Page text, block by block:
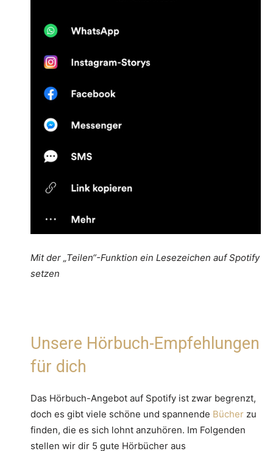
Mit der „Teilen“-Funktion ein Lesezeichen auf Spotify
setzen
Unsere Hörbuch-Empfehlungen
für dich
Das Hörbuch-Angebot auf Spotify ist zwar begrenzt,
doch es gibt viele schöne und spannende Bücher zu
finden, die es sich lohnt anzuhören. Im Folgenden
stellen wir dir 5 gute Hörbücher aus